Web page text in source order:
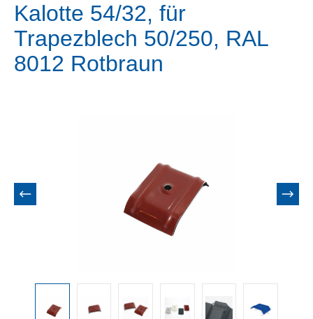
Kalotte 54/32, für
Trapezblech 50/250, RAL
8012 Rotbraun